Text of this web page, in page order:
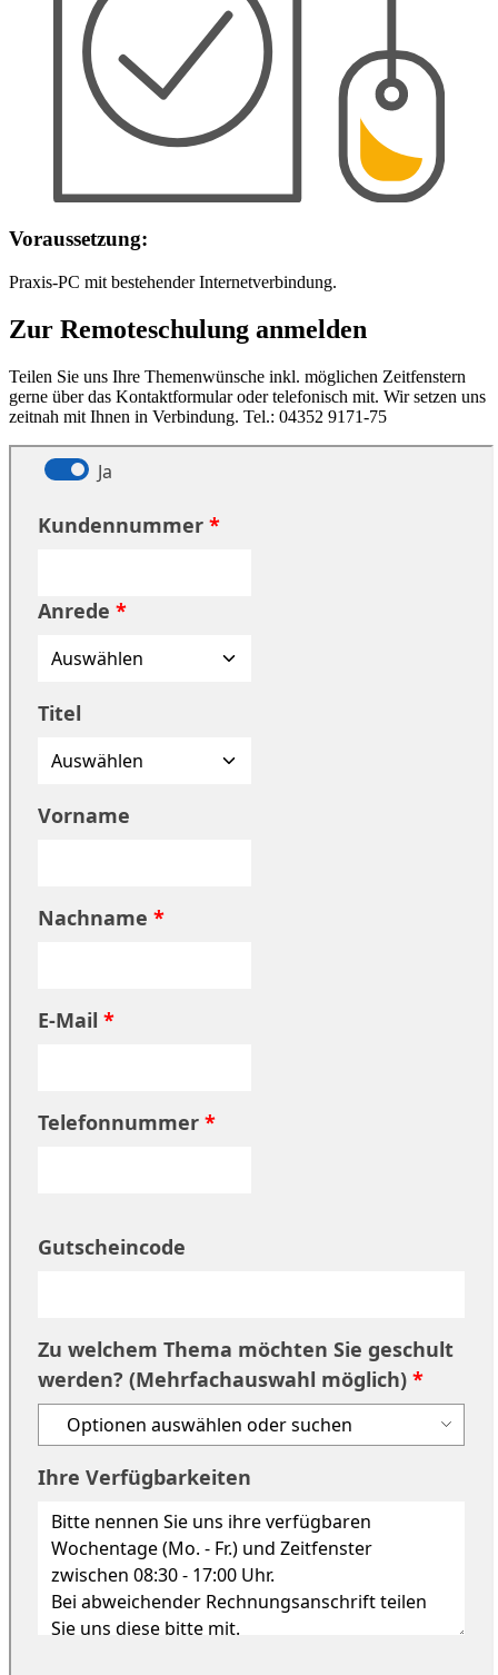
Voraussetzung:
Praxis-PC mit bestehender Internetverbindung.
Zur Remoteschulung anmelden
Teilen Sie uns Ihre Themenwünsche inkl. möglichen Zeitfenstern
gerne über das Kontaktformular oder telefonisch mit. Wir setzen uns
zeitnah mit Ihnen in Verbindung. Tel.: 04352 9171-75